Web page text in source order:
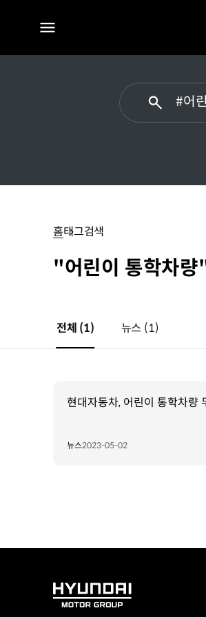
전체
홈태그검색
"어린이 통학차량
전체 (1) 뉴스 (1)
현대자동차, 어린이 통학차량
뉴스2023-05-02
HYUNDAI